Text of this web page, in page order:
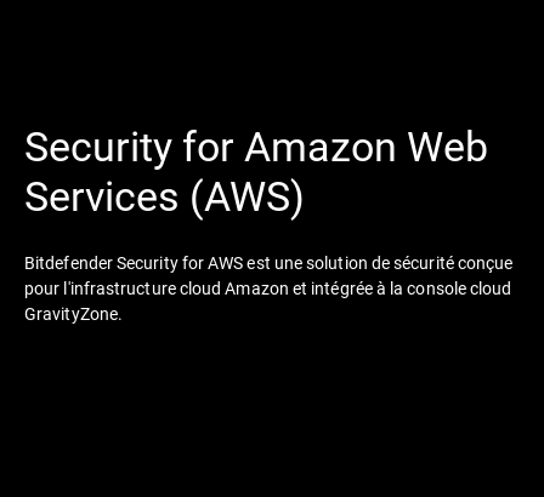
Security for Amazon Web
Services (AWS)
Bitdefender Security for AWS est une solution de sécurité conçue
pour l'infrastructure cloud Amazon et intégrée à la console cloud
GravityZone.